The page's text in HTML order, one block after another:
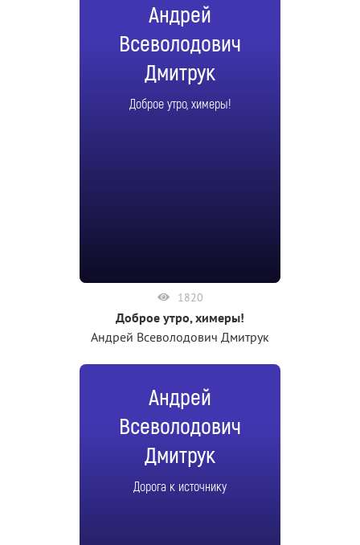
Андрей
Всеволодович
Дмитрук
Доброе утро, химеры!
1820
Доброе утро, химеры!
Андрей Всеволодович Дмитрук
Андрей
Всеволодович
Дмитрук
Дорога к источнику